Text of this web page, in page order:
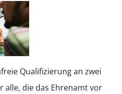
Qualifizierung an zwei
alle, die das Ehrenamt vor